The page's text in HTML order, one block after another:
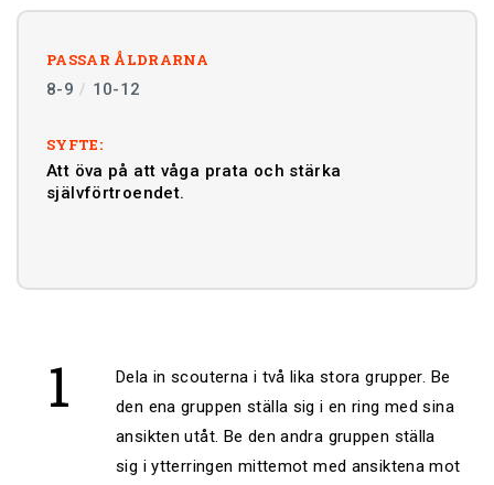
Nykterhetsrörelsens Scoutförbund
PASSAR ÅLDRARNA
8-9 / 10-12
SYFTE:
Att öva på att våga prata och stärka
självförtroendet.
Dela in scouterna i två lika stora grupper. Be
den ena gruppen ställa sig i en ring med sina
ansikten utåt. Be den andra gruppen ställa
sig i ytterringen mittemot med ansiktena mot